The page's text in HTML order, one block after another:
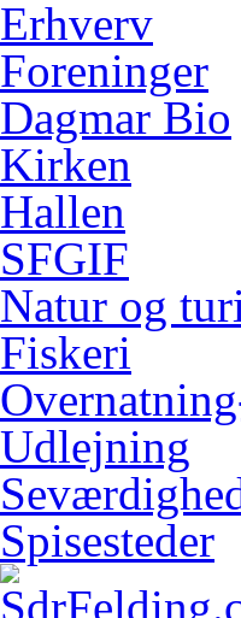
Erhverv
Foreninger
Dagmar Bio
Kirken
Hallen
SFGIF
Natur og
Fiskeri
Udlejning
Spisesteder